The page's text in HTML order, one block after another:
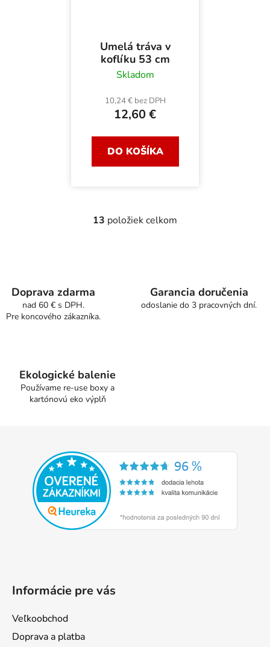
Umelá tráva v
koflíku 53 cm
Skladom
10,24 € bez DPH
12,60 €
DO KOŠÍKA
O
i
s
u
13 položiek celkom
Doprava zdarma
nad 60 € s DPH.
Pre koncového zákazníka.
Garancia doručenia
odoslanie do 3 pracovných dní.
Ekologické balenie
Používame re-use boxy a
kartónovú eko výplň
Informácie pre vás
Veľkoobchod
Doprava a platba